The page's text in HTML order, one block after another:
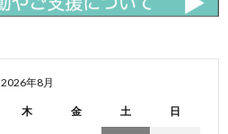
2026年8月
木 金 土 日